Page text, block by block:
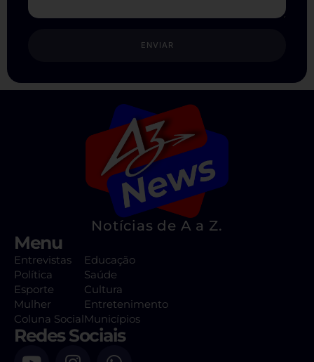
ENVIAR
Notícias de A a Z.
Menu
Entrevistas
Política
Esporte
Mulher
Coluna Social
Educação
Saúde
Cultura
Entretenimento
Municípios
Redes Sociais